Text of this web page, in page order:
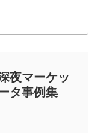
夜マーケッ
タ事例集